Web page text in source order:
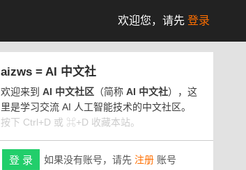
欢迎您， 请先 登录
aizws = AI 中文社
欢迎来到 AI 中文社区 （简称 AI 中文社），这
里是学习交流 AI 人工智能技术的中文社区。
按下 Ctrl+D 或 ⌘+D 收藏本站。
登 录 如果没有账号，请先 注册 账号